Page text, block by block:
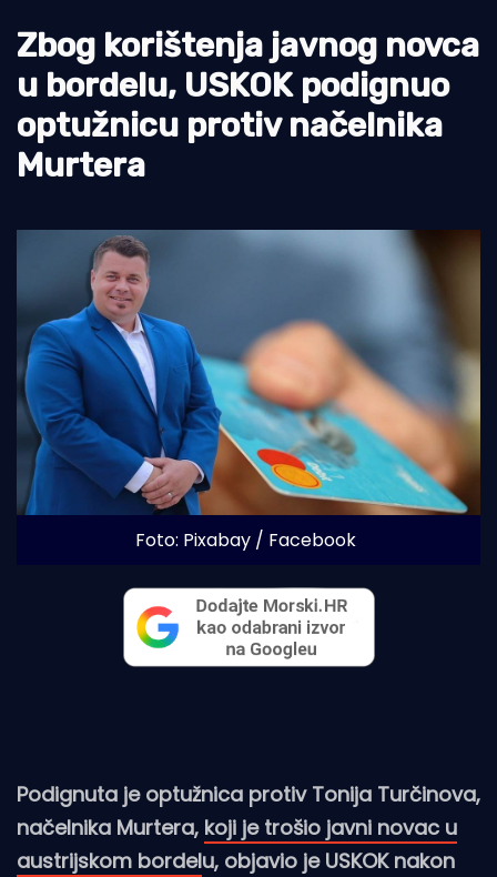
Pomorstvo
Ribolov
Ekologija
Tradicija i kultura
Zbog korištenja javnog novca
u bordelu, USKOK podignuo
optužnicu protiv načelnika
Murtera
Foto: Pixabay / Facebook
Podignuta je optužnica protiv Tonija Turčinova,
načelnika Murtera, koji je trošio javni novac u
austrijskom bordelu, objavio je USKOK nakon